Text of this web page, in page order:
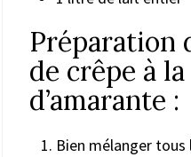
Préparation
de crêpe à
d’amarante :
Bien mélanger